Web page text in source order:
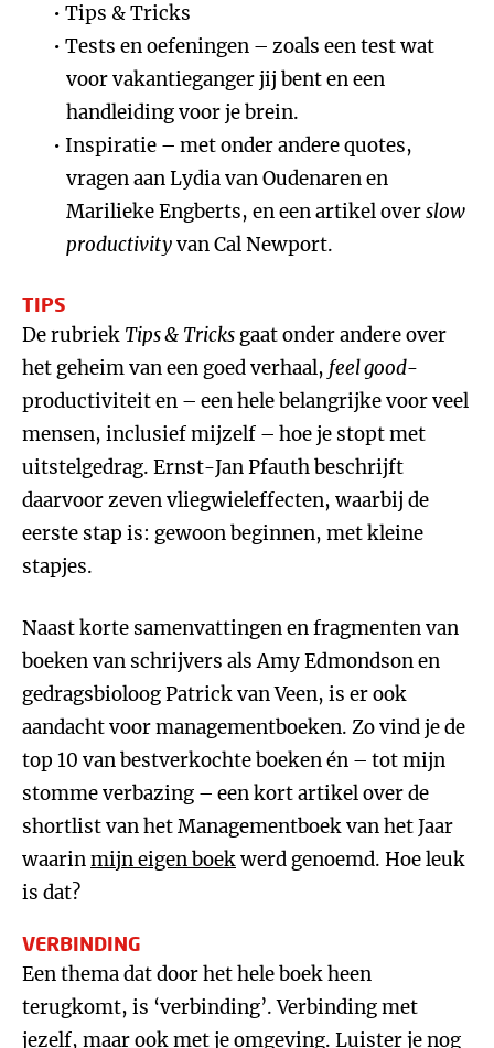
Tips & Tricks
Tests en oefeningen – zoals een test wat
voor vakantieganger jij bent en een
handleiding voor je brein.
Inspiratie – met onder andere quotes,
vragen aan Lydia van Oudenaren en
Marilieke Engberts, en een artikel overslow
productivityvan Cal Newport.
TIPS
De rubriek Tips & Tricks gaat onder andere over
het geheim van een goed verhaal, feel good-
productiviteit en – een hele belangrijke voor veel
mensen, inclusief mijzelf – hoe je stopt met
uitstelgedrag. Ernst-Jan Pfauth beschrijft
daarvoor zeven vliegwieleffecten, waarbij de
eerste stap is: gewoon beginnen, met kleine
stapjes.
Naast korte samenvattingen en fragmenten van
boeken van schrijvers als Amy Edmondson en
gedragsbioloog Patrick van Veen, is er ook
aandacht voor managementboeken. Zo vind je de
top 10 van bestverkochte boeken én – tot mijn
stomme verbazing – een kort artikel over de
shortlist van het Managementboek van het Jaar
waarinmijn eigen boekwerd genoemd. Hoe leuk
is dat?
VERBINDING
Een thema dat door het hele boek heen
terugkomt, is ‘verbinding’. Verbinding met
jezelf, maar ook met je omgeving. Luister je nog